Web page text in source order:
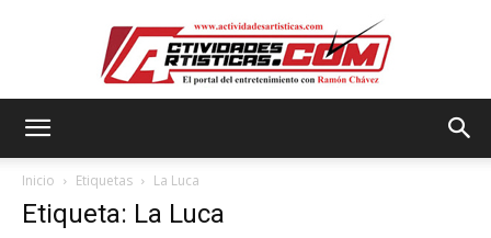
Inicio Etiquetas La Luca
Etiqueta: La Luca